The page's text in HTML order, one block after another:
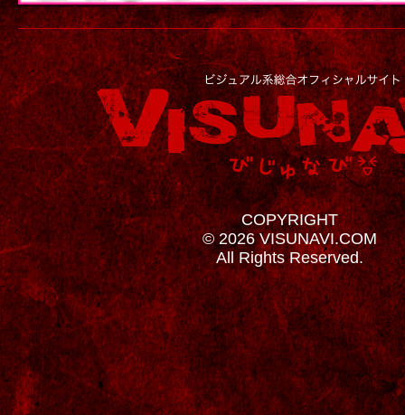
COPYRIGHT
© 2026 VISUNAVI.COM
All Rights Reserved.